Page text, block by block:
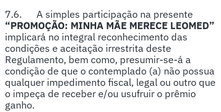
7.6. A simples participação na presente
“PROMOÇÃO: MINHA MÃE MERECE LEOMED”
implicará no integral reconhecimento das
condições e aceitação irrestrita deste
Regulamento, bem como, presumir-se-á a
condição de que o contemplado (a) não possua
qualquer impedimento fiscal, legal ou outro que
o impeça de receber e/ou usufruir o prêmio
ganho.